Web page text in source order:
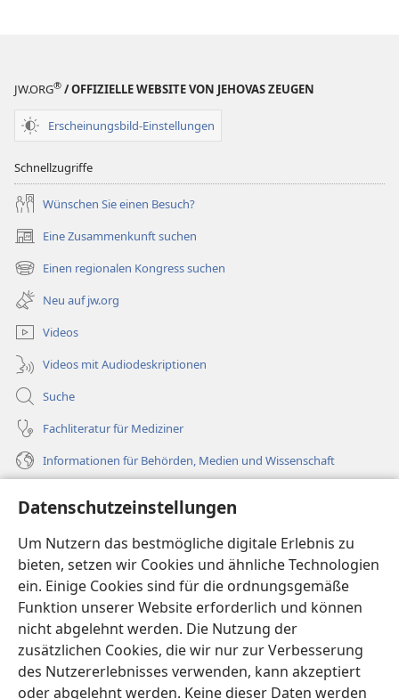
Datenschutzeinstellungen
Um Nutzern das bestmögliche digitale Erlebnis zu
bieten, setzen wir Cookies und ähnliche Technologien
ein. Einige Cookies sind für die ordnungsgemäße
Funktion unserer Website erforderlich und können
nicht abgelehnt werden. Die Nutzung der
zusätzlichen Cookies, die wir nur zur Verbesserung
des Nutzererlebnisses verwenden, kann akzeptiert
oder abgelehnt werden. Keine dieser Daten werden
JW.ORG® / OFFIZIELLE WEBSITE VON JEHOVAS ZEUGEN
Erscheinungsbild-Einstellungen
Schnellzugriffe
Wünschen Sie einen Besuch?
Eine Zusammenkunft suchen
(öffnet
neues
Fenster)
Einen regionalen Kongress suchen
(öffnet
neues
Fenster)
Neu auf jw.org
Videos
Videos mit Audiodeskriptionen
Suche
Fachliteratur für Mediziner
Informationen für Behörden, Medien und Wissenschaft
Spenden
(öffnet
neues
Fenster)Wachtturm ONLINE-BIBLIOTHEK
(öffnet
neues
Fenster)JW Hub®
(öffnet
neues
Fenster)JW Library